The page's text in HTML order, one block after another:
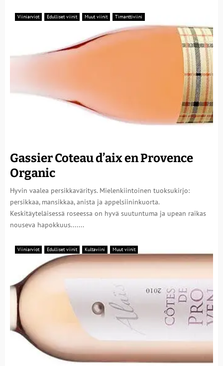
Viiniarviot Edulliset viinit Muut viinit Timanttiviini
Gassier Coteau d’aix en Provence
Organic
Hyvin vaalea persikkaväritys. Mielenkiintoinen tuoksukirjo:
persikkaa, mansikkaa, anista ja appelsiininkuorta.
Keskitäyteläisessä roseessa on hyvä suutuntuma ja upean raikas
nouseva hapokkuus.......
Viiniarviot Edulliset viinit Kultaviini Muut viinit